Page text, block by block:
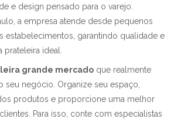
e design pensado para o varejo.
a empresa atende desde pequenos
estabelecimentos, garantindo qualidade e
ideal.
grande mercado que realmente
seu negócio. Organize seu espaço,
produtos e proporcione uma melhor
Para isso, conte com especialistas